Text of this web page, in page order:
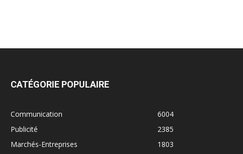
CATÉGORIE POPULAIRE
Communication
6004
Publicité
2385
Marchés-Entreprises
1803